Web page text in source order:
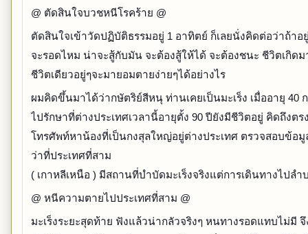
@ ตัดสินใจบวชหนีโรคร้าย @
ตัดสินใจเข้าวัดปฏิบัติธรรมอยู่ 1 อาทิตย์ ก็เลยนั่งคิดต่อว่าถ้าอ
จะรอดไหม น่าจะสู้กับมัน จะต้องสู้ให้ได้ จะต้องชนะ ชีวิตเกิดม
ชีวิตเดียวอยู่ๆจะมายอมตายง่ายๆได้อย่างไร
ผมคิดขึ้นมาได้ว่ากษัตริย์สีหนุ ท่านเคยเป็นมะเร็ง เมื่ออายุ 40
ไปรักษาที่ต่างประเทศเวลานี้อายุตั้ง 90 ปียังมีชีวิตอยู่ คิดถึงตร
โทรศัพท์หาน้องที่เป็นกงสุลใหญ่อยู่ต่างประเทศ ตรวจสอบข้อมู
ว่าที่ประเทศที่สาม
( เกาหลีเหนือ ) มีสถานที่บำบัดมะเร็งจริงแต่การเดินทางไปลำ
@ หนีความตายไปประเทศที่สาม @
มะเร็งระยะสุดท้าย ฟังแล้วน่ากลัวจริงๆ หนทางรอดแทบไม่มี